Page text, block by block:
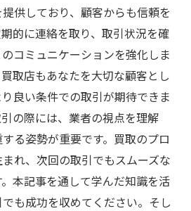
供しており、顧客からも信頼を
的に連絡を取り、取引状況を確
コミュニケーションを強化しま
取店もあなたを大切な顧客とし
良い条件での取引が期待できま
の際には、業者の視点を理解
る姿勢が重要です。買取のプロ
れ、次回の取引でもスムーズな
本記事を通して学んだ知識を活
も成功を収めてください。そし